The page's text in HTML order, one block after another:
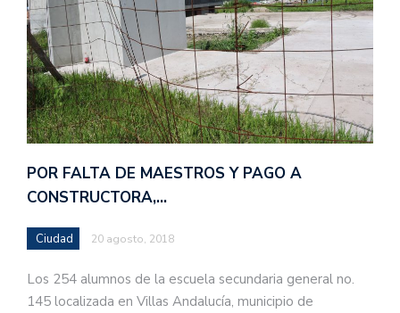
POR FALTA DE MAESTROS Y PAGO A
CONSTRUCTORA,…
Ciudad 20 agosto, 2018
Los 254 alumnos de la escuela secundaria general no.
145 localizada en Villas Andalucía, municipio de